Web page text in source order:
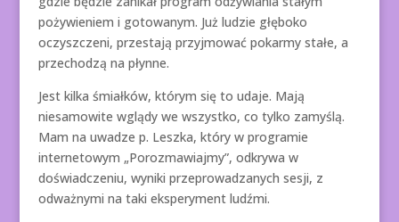
pożywieniem i gotowanym. Już ludzie głęboko
oczyszczeni, przestają przyjmować pokarmy stałe, a
przechodzą na płynne.
Jest kilka śmiałków, którym się to udaje. Mają
niesamowite wglądy we wszystko, co tylko zamyślą.
Mam na uwadze p. Leszka, który w programie
internetowym „Porozmawiajmy”, odkrywa w
doświadczeniu, wyniki przeprowadzanych sesji, z
odważnymi na taki eksperyment ludźmi.